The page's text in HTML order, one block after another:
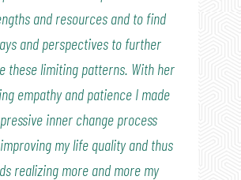
and resources and to find
and perspectives to further
these limiting patterns. With her
empathy and patience I made
inner change process
my life quality and thus
realizing more and more my